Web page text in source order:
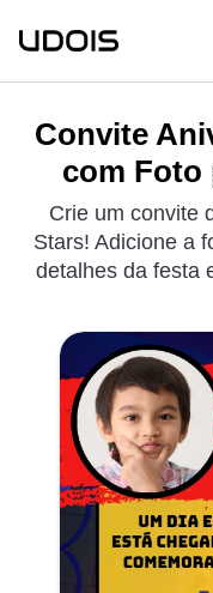
Convite
com Foto
Crie um convite
Stars! Adicione a
detalhes da festa